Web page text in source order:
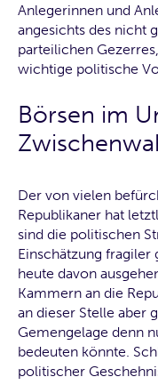
Anlegerinnen und
angesichts des nicht
parteilichen
wichtige politische
Börsen im
Der von vielen
Republikaner hat
sind die politischen
Einschätzung fragiler
heute davon
Kammern an die
an dieser Stelle aber
Gemengelage denn
bedeuten könnte.
politischer